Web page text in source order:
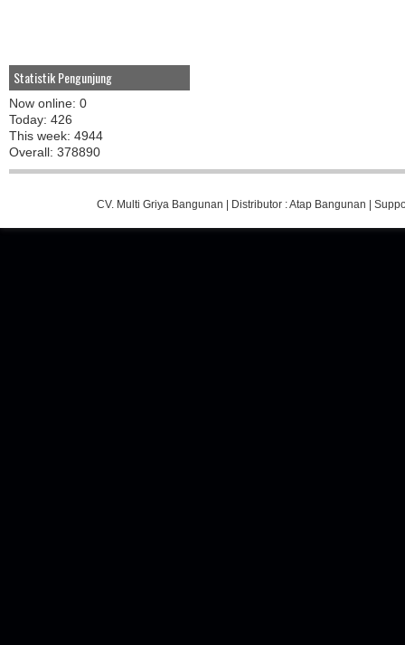
Statistik Pengunjung
Now online: 0
Today: 426
This week: 4944
Overall: 378890
CV. Multi Griya Bangunan | Distributor :Atap Bangunan |